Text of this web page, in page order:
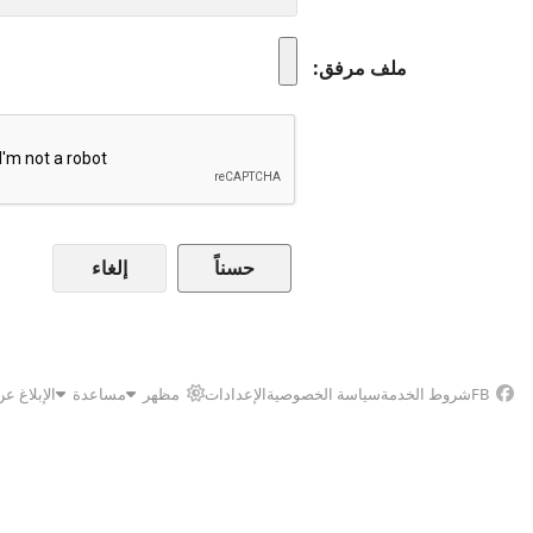
ملف مرفق
إلغاء
FBشروط الخدمةسياسة الخصوصيةالإعدادات مظهر مساعدة الإبلاغ